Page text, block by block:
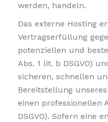
werden, handeln.
Das externe Hosting
Vertragserfüllung
potenziellen und
Abs. 1 lit. b DSGVO)
sicheren, schnellen
Bereitstellung
einen professionellen
DSGVO). Sofern eine